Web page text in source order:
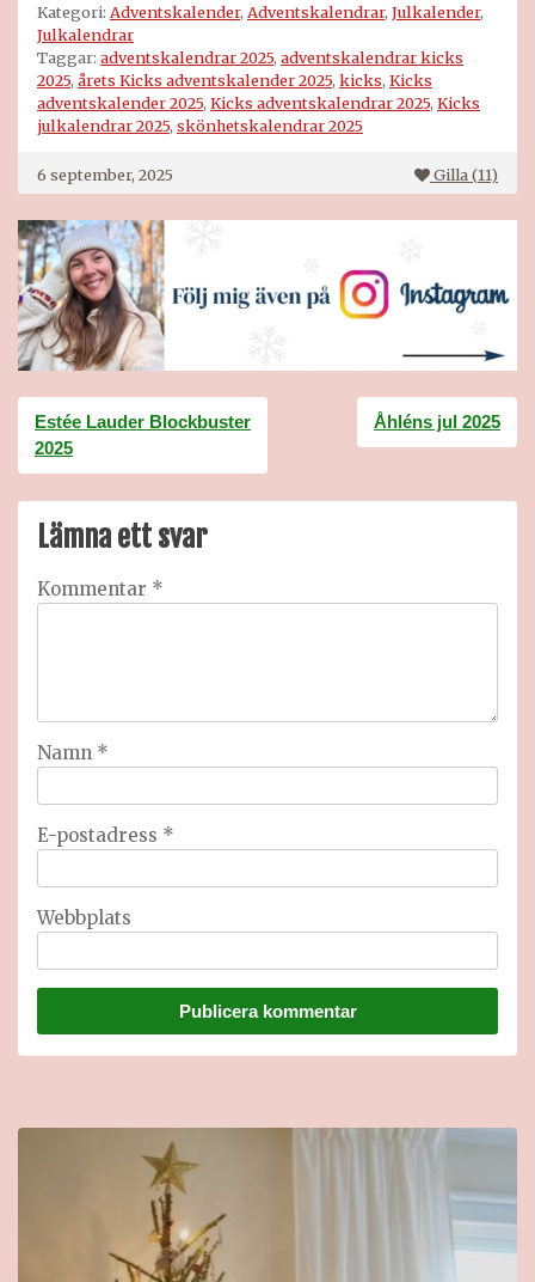
Kategori: Adventskalender, Adventskalendrar, Julkalender,
Julkalendrar
Taggar: adventskalendrar 2025, adventskalendrar kicks
2025, årets Kicks adventskalender 2025, kicks, Kicks
adventskalender 2025, Kicks adventskalendrar 2025, Kicks
julkalendrar 2025, skönhetskalendrar 2025
6 september, 2025 Gilla (11)
Inläggsnavigering
Estée Lauder Blockbuster
2025
Åhléns jul 2025
Lämna ett svar
Kommentar *
Namn *
E-postadress *
Webbplats